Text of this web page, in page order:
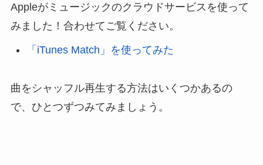
Appleがミュージックのクラウドサービスを使って
みました！合わせてご覧ください。
「iTunes Match」を使ってみた
曲をシャッフル再生する方法はいくつかあるの
で、ひとつずつみてみましょう。